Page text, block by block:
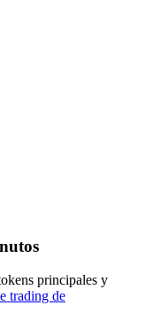
principales y
trading de